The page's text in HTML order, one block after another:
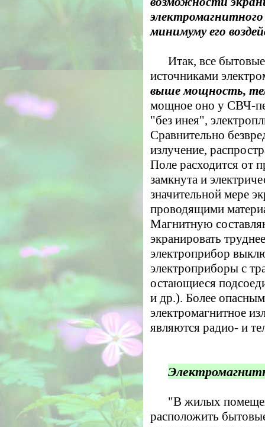
минимуму его
Итак, все
источниками
выше мощность, тем
мощное оно у СВЧ-
"без инея",
Сравнительно
излучение,
Поле расходится от
замкнута и
значительной мере
проводящими
Магнитную
экранировать
электроприбор
электроприборы с
остающиеся
и др.). Более
электромагнитное
являются радио- и
"В жилых
расположить